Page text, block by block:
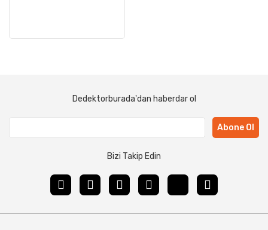
Dedektorburada'dan haberdar ol
Abone Ol
Bizi Takip Edin